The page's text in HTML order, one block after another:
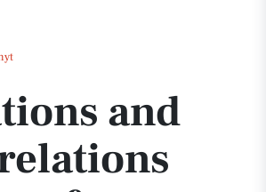
relations manager for growing Vietnamese
and